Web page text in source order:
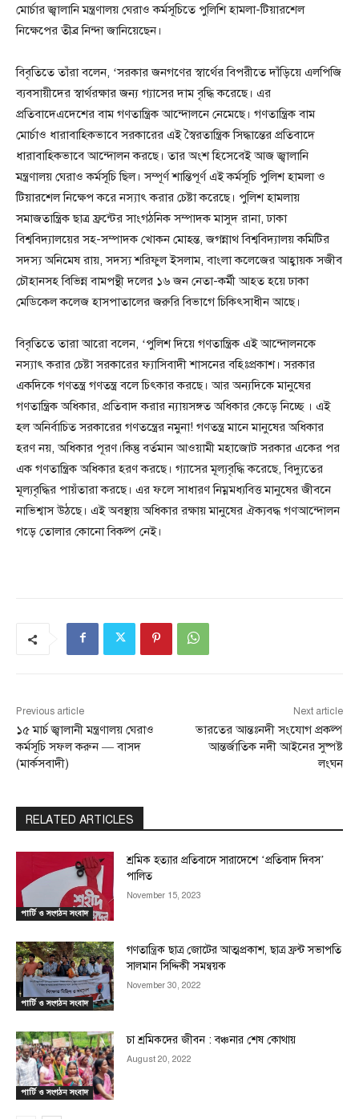
মোর্চার জ্বালানি মন্ত্রণালয় ঘেরাও কর্মসূচিতে পুলিশি হামলা-টিয়ারশেল
নিক্ষেপের তীব্র নিন্দা জানিয়েছেন।
বিবৃতিতে তাঁরা বলেন, ‘সরকার জনগণের স্বার্থের বিপরীতে দাঁড়িয়ে এলপিজি
ব্যবসায়ীদের স্বার্থরক্ষার জন্য গ্যাসের দাম বৃদ্ধি করেছে। এর
প্রতিবাদেএদেশের বাম গণতান্ত্রিক আন্দোলনে নেমেছে। গণতান্ত্রিক বাম
মোর্চাও ধারাবাহিকভাবে সরকারের এই স্বৈরতান্ত্রিক সিদ্ধান্তের প্রতিবাদে
ধারাবাহিকভাবে আন্দোলন করছে। তার অংশ হিসেবেই আজ জ্বালানি
মন্ত্রণালয় ঘেরাও কর্মসূচি ছিল। সম্পূর্ণ শান্তিপূর্ণ এই কর্মসূচি পুলিশ হামলা ও
টিয়ারশেল নিক্ষেপ করে নস্যাৎ করার চেষ্টা করেছে। পুলিশ হামলায়
সমাজতান্ত্রিক ছাত্র ফ্রন্টের সাংগঠনিক সম্পাদক মাসুদ রানা, ঢাকা
বিশ্ববিদ্যালয়ের সহ-সম্পাদক খোকন মোহন্ত, জগন্নাথ বিশ্ববিদ্যালয় কমিটির
সদস্য অনিমেষ রায়, সদস্য শরিফুল ইসলাম, বাংলা কলেজের আহ্বায়ক সজীব
চৌহানসহ বিভিন্ন বামপন্থী দলের ১৬ জন নেতা-কর্মী আহত হয়ে ঢাকা
মেডিকেল কলেজ হাসপাতালের জরুরি বিভাগে চিকিৎসাধীন আছে।
বিবৃতিতে তারা আরো বলেন, ‘পুলিশ দিয়ে গণতান্ত্রিক এই আন্দোলনকে
নস্যাৎ করার চেষ্টা সরকারের ফ্যাসিবাদী শাসনের বহিঃপ্রকাশ। সরকার
একদিকে গণতন্ত্র গণতন্ত্র বলে চিৎকার করছে। আর অন্যদিকে মানুষের
গণতান্ত্রিক অধিকার, প্রতিবাদ করার ন্যায়সঙ্গত অধিকার কেড়ে নিচ্ছে । এই
হল অনির্বাচিত সরকারের গণতন্ত্রের নমুনা! গণতন্ত্র মানে মানুষের অধিকার
হরণ নয়, অধিকার পূরণ।কিন্তু বর্তমান আওয়ামী মহাজোট সরকার একের পর
এক গণতান্ত্রিক অধিকার হরণ করছে। গ্যাসের মূল্যবৃদ্ধি করেছে, বিদ্যুতের
মূল্যবৃদ্ধির পায়ঁতারা করছে। এর ফলে সাধারণ নিম্নমধ্যবিত্ত মানুষের জীবনে
নাভিশ্বাস উঠছে। এই অবস্থায় অধিকার রক্ষায় মানুষের ঐক্যবদ্ধ গণআন্দোলন
গড়ে তোলার কোনো বিকল্প নেই।
Previous article
১৫ মার্চ জ্বালানী মন্ত্রণালয় ঘেরাও
কর্মসূচি সফল করুন — বাসদ
(মার্কসবাদী)
Next article
ভারতের আন্তঃনদী সংযোগ প্রকল্প
আন্তর্জাতিক নদী আইনের সুষ্পষ্ট
লংঘন
RELATED ARTICLES
পার্টি ও সংগঠন সংবাদ
শ্রমিক হত্যার প্রতিবাদে সারাদেশে ‘প্রতিবাদ দিবস’
পালিত
November 15, 2023
পার্টি ও সংগঠন সংবাদ
গণতান্ত্রিক ছাত্র জোটের আত্মপ্রকাশ, ছাত্র ফ্রন্ট সভাপতি
সালমান সিদ্দিকী সমন্বয়ক
November 30, 2022
পার্টি ও সংগঠন সংবাদ
চা শ্রমিকদের জীবন : বঞ্চনার শেষ কোথায়
August 20, 2022